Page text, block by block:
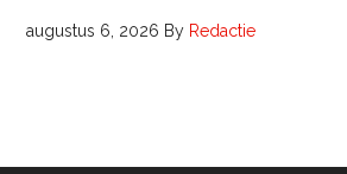
augustus 6, 2026 By Redactie